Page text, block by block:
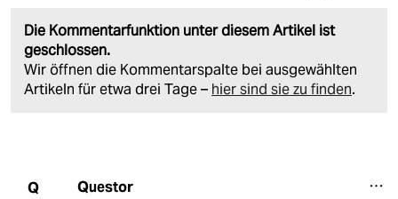
Die Kommentarfunktion unter diesem Artikel ist
geschlossen.
Wir öffnen die Kommentarspalte bei ausgewählten
Artikeln für etwa drei Tage – hier sind sie zu finden.
Q Questor